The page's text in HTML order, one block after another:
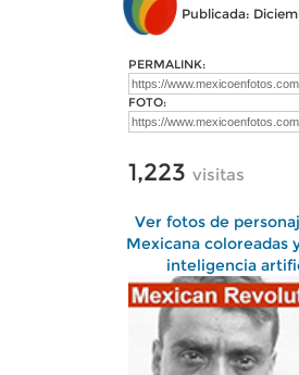
Publicada:
PERMALINK:
FOTO:
1,223 visitas
Ver fotos de
Mexicana coloreadas
inteligencia